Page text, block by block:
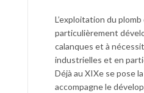
L’exploitation du
particulièrement
calanques et à
industrielles et en
Déjà au XIXe se pose
accompagne le